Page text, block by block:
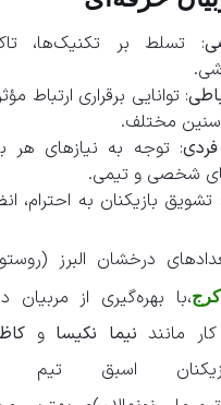
: تسلط بر تکنیک‌ها،
: توانایی برقراری ارتباط
سنین مختلف.
: توجه به نیازهای هر
شخصی و تیمی.
: تشویق بازیکنان به احترام،
درخشان البرز
،با بهره‌گیری از مربیان
مانند نیما نکیسا و
اسبق تیم